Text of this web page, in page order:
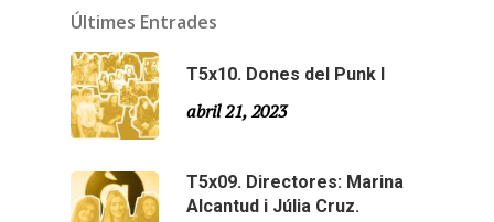
Últimes Entrades
T5x10. Dones del Punk I
abril 21, 2023
T5x09. Directores: Marina
Alcantud i Júlia Cruz.
Temporades
Especial Estiu
Monty Peiró